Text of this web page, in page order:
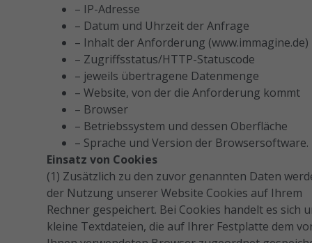
– IP-Adresse
– Datum und Uhrzeit der Anfrage
– Inhalt der Anforderung (www.immagine.de)
– Zugriffsstatus/HTTP-Statuscode
– jeweils übertragene Datenmenge
– Website, von der die Anforderung kommt
– Browser
– Betriebssystem und dessen Oberfläche
– Sprache und Version der Browsersoftware.
Einsatz von Cookies
(1) Zusätzlich zu den zuvor genannten Daten
der Nutzung unserer Website Cookies auf Ihrem
Rechner gespeichert. Bei Cookies handelt es sich
kleine Textdateien, die auf Ihrer Festplatte dem